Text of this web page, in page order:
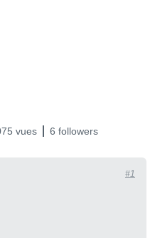
vues 6 followers
#1